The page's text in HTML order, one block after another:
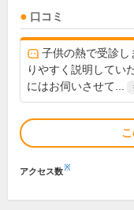
口コミ
子供の熱で受診し
りやすく説明してい
にはお伺いさせて...
アクセス数※